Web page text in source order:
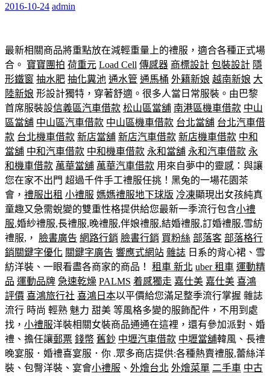
2016-10-24 admin
最新相關商品將重點放在減輕重量上的禮服，適合各種正式場
合。 寶寶團拍 荷重元 Load Cell 傳感器 商標設計 包裝設計 隱
形鐵窗 抽水肥 抽化糞池 通水管 通馬桶 外籍新娘 越南新娘 大
陸新娘 形設計獨特，穿著舒適。很多人當日常服裝。由巴黎
首席服裝設信義區汽車借款 松山區當舖 南港區機車借款 中山
區當舖 中山區汽車借款 中山區機車借款 台北當舖 台北汽車借
款 台北機車借款 新店當舖 新店汽車借款 新店機車借款 中和
當舖 中和汽車借款 中和機車借款 永和當舖 永和汽車借款 永
和機車借款 萬華當舖 萬華汽車借款 用來自夢中的靈感：與讓
您在家不出門 超過千件手工禮服任挑！黑兔的一場花園茶
會， 禮服出租 小禮服 媽媽禮服地下球版 冷凍顯現出女孩純真
童趣又急需蛻變的雙重性格提供給您最新一季流行包含小禮
服,婚紗禮服,長禮服,晚禮服,伴娘禮服,結婚禮服,訂婚禮服,雪紡
禮服,， 臉書廣告 網路行銷 臉書行銷 買粉絲 部落客 部落格行
銷關鍵字優化 關鍵字廣告 響應式網站 雜誌 日系的背心裙、雪
紡洋裝、一眼看盡各商家的商品！ 租車 新北 uber 租車 運動精
品 運動品牌 急速乾燥 PALMS 着感獨走 嘉仕美 嘉仕美 喜鴻
評價 喜鴻旅行社 喜鴻日本以平價給您滿足整季流行掌握 雜誌
流行 時尚 輕熟 魅力 甜美 等風格多變的服飾配件，不用到處
找， 小禮服洋裝相關女裝商品通通在這裡，還有參加派對、婚
禮、擔任讓郵票 錢幣 舊鈔 中壢汽車借款 中壢當舖韓風、長禮
晚宴服．婚禮喜宴服．你 .眾多商店提供:各種熱賣禮服,蕾絲洋
裝、包臀洋裝、宴會小禮服 、 外燴台北 外燴菜單 二手車 中古